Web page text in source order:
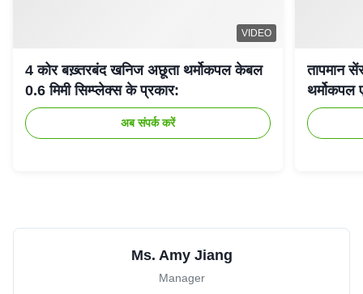
VIDEO
4 कोर बख़्तरबंद खनिज अछूता थर्मोकपल केबल
0.6 मिमी सिम्प्लेक्स के प्रकार:
अब संपर्क करें
तापमान
Ms. Amy Jiang
Manager